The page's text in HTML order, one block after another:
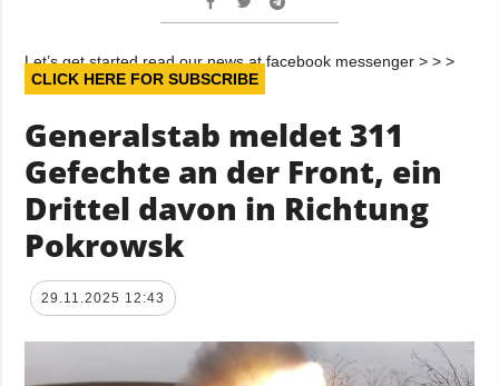
Let’s get started read our news at facebook messenger > > >
CLICK HERE FOR SUBSCRIBE
Generalstab meldet 311
Gefechte an der Front, ein
Drittel davon in Richtung
Pokrowsk
29.11.2025 12:43